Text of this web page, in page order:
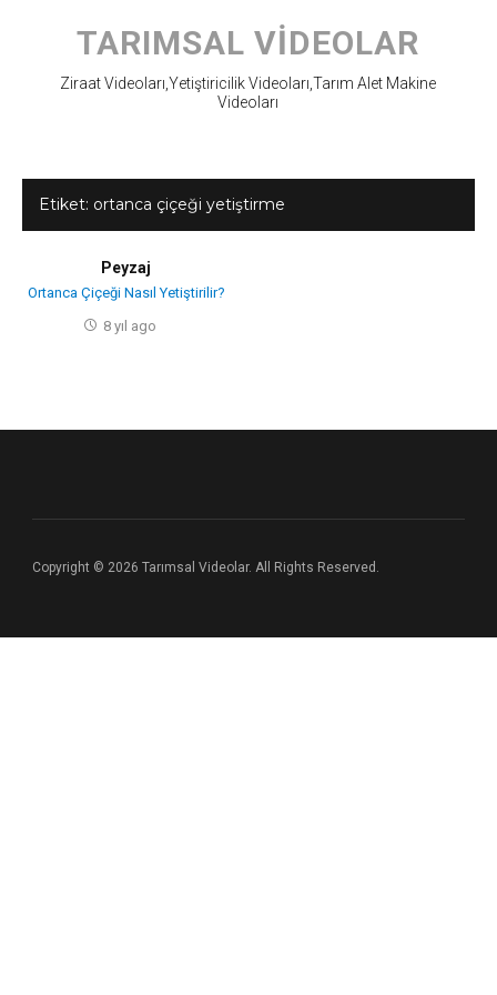
content
TARIMSAL VIDEOLAR
Ziraat Videoları,Yetiştiricilik Videoları,Tarım Alet Makine
Videoları
Etiket: ortanca çiçeği yetiştirme
Peyzaj
Ortanca Çiçeği Nasıl Yetiştirilir?
8 yıl ago
Copyright © 2026 Tarımsal Videolar. All Rights Reserved.